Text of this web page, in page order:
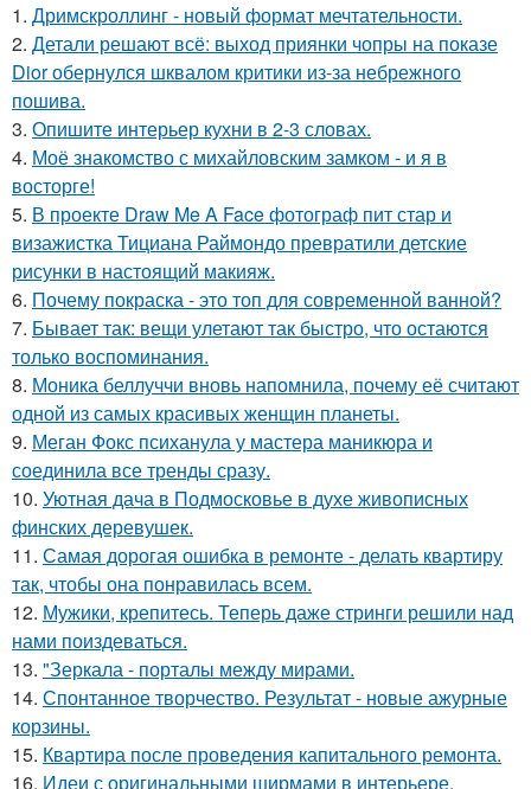
1. Дримскроллинг - новый формат мечтательности.
2. Детали решают всё: выход приянки чопры на показе
Dior обернулся шквалом критики из-за небрежного
пошива.
3. Опишите интерьер кухни в 2-3 словах.
4. Моё знакомство с михайловским замком - и я в
восторге!
5. В проекте Draw Me A Face фотограф пит стар и
визажистка Тициана Раймондо превратили детские
рисунки в настоящий макияж.
6. Почему покраска - это топ для современной ванной?
7. Бывает так: вещи улетают так быстро, что остаются
только воспоминания.
8. Моника беллуччи вновь напомнила, почему её считают
одной из самых красивых женщин планеты.
9. Меган Фокс психанула у мастера маникюра и
соединила все тренды сразу.
10. Уютная дача в Подмосковье в духе живописных
финских деревушек.
11. Самая дорогая ошибка в ремонте - делать квартиру
так, чтобы она понравилась всем.
12. Мужики, крепитесь. Теперь даже стринги решили над
нами поиздеваться.
13. "Зеркала - порталы между мирами.
14. Спонтанное творчество. Результат - новые ажурные
корзины.
15. Квартира после проведения капитального ремонта.
16. Идеи с оригинальными ширмами в интерьере.